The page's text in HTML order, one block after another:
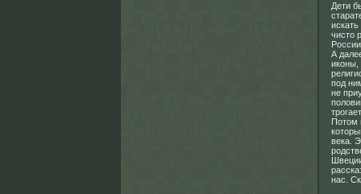
Дети
чисто
А
иконы,
под
не
Потом
века.
нас.